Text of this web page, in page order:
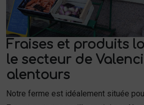
Fraises et produits
le secteur de
alentours
Notre ferme est idéalement située